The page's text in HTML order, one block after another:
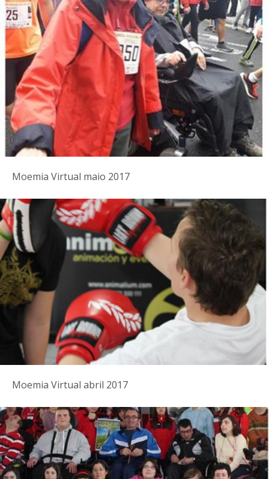
Moemia Virtual maio 2017
Moemia Virtual abril 2017